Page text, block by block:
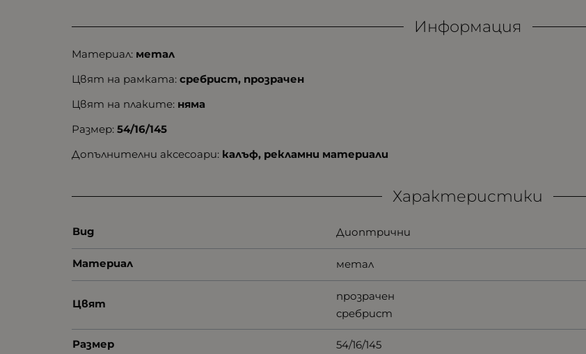
Информация
Материал: метал
Цвят на рамката: сребрист, прозрачен
Цвят на плаките: няма
Размер: 54/16/145
Допълнителни аксесоари: калъф, рекламни материали
Характеристики
Вид Диоптрични
Материал метал
Цвят
прозрачен
сребрист
Размер 54/16/145